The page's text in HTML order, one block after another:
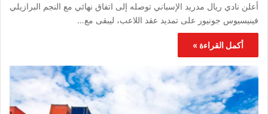
أعلن نادي ريال مدريد الإسباني توصله إلى اتفاق نهائي مع النجم البرازيلي
فينيسيوس جونيور على تمديد عقد اللاعب، ليبقى مع…
أكمل القراءة »